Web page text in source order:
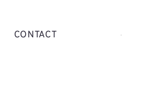
CONTACT